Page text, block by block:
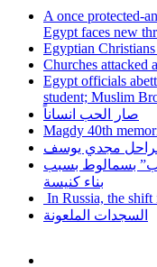
A once protected-
Egypt faces new
Egyptian
Churches attacked
Egypt officials
student; Muslim
صار الحب انساناً
Magdy 40th
الراحل مجدي يوسف
بسمالوط بسبب
بناء كنيسة
In Russia, the
السجدات الملعونة